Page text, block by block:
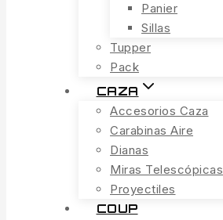
Panier
Sillas
Tupper
Pack
CAZA
Accesorios Caza
Carabinas Aire
Dianas
Miras Telescópicas
Proyectiles
COUP